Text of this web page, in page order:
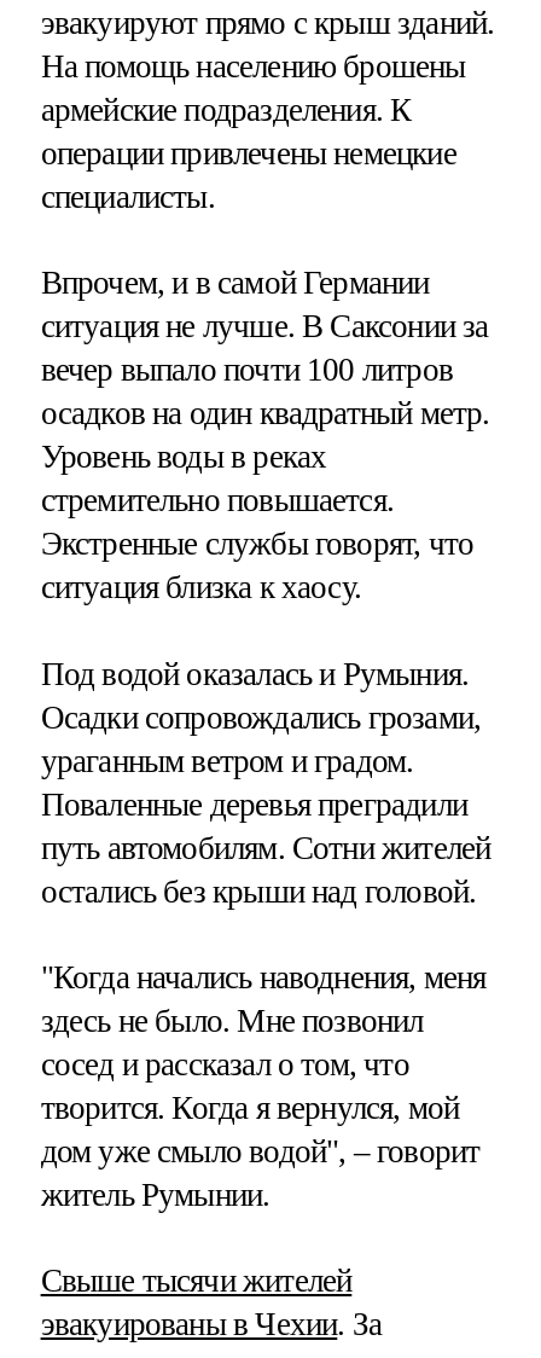
эвакуируют прямо с крыш зданий.
На помощь населению брошены
армейские подразделения. К
операции привлечены немецкие
специалисты.
Впрочем, и в самой Германии
ситуация не лучше. В Саксонии за
вечер выпало почти 100 литров
осадков на один квадратный метр.
Уровень воды в реках
стремительно повышается.
Экстренные службы говорят, что
ситуация близка к хаосу.
Под водой оказалась и Румыния.
Осадки сопровождались грозами,
ураганным ветром и градом.
Поваленные деревья преградили
путь автомобилям. Сотни жителей
остались без крыши над головой.
"Когда начались наводнения, меня
здесь не было. Мне позвонил
сосед и рассказал о том, что
творится. Когда я вернулся, мой
дом уже смыло водой", – говорит
житель Румынии.
Свыше тысячи жителей
эвакуированы в Чехии. За